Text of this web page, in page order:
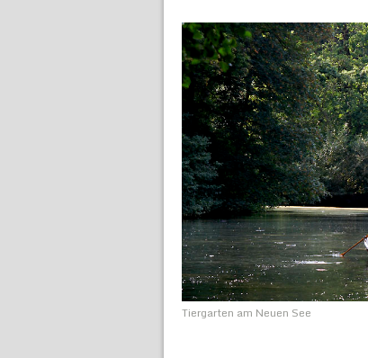
Tiergarten am Neuen See